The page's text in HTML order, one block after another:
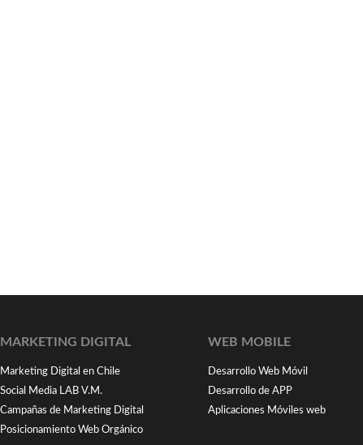
MARKETING DIGITAL
Marketing Digital en Chile
Social Media LAB V.M.
Campañas de Marketing Digital
Posicionamiento Web Orgánico
WEB MOBILE
Desarrollo Web Móvil
Desarrollo de APP
Aplicaciones Móviles web